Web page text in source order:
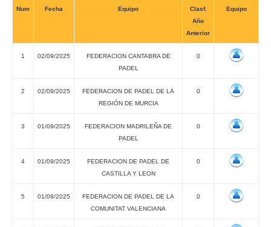
Num Fecha Equipo
Clasf.
Año
Anterior
Equipo
1 02/09/2025
FEDERACION CANTABRA DE
PADEL
0
2 02/09/2025
FEDERACION DE PADEL DE LA
REGIÓN DE MURCIA
0
3 01/09/2025
FEDERACION MADRILEÑA DE
PADEL
0
4 01/09/2025
FEDERACION DE PADEL DE
CASTILLA Y LEON
0
5 01/09/2025
FEDERACION DE PADEL DE LA
COMUNITAT VALENCIANA
0